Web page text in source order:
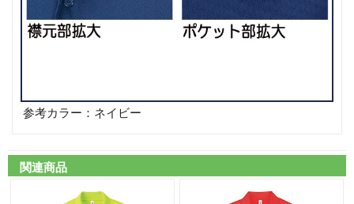
参考カラー：ネイビー
関連商品